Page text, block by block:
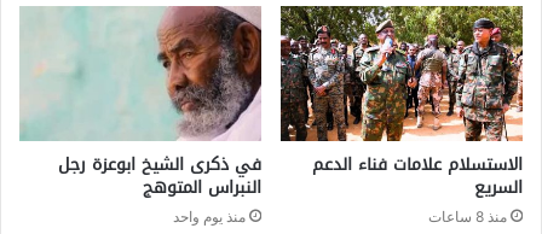
الاستسلام علامات فناء الدعم
السريع
منذ 8 ساعات
في ذكرى الشيخ ابوعزة رجل
النبراس المتوهج
منذ يوم واحد